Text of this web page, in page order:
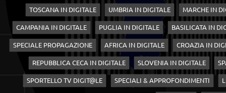
TOSCANA IN DIGITALE UMBRIA IN DIGITALE MARCHE IN
CAMPANIA IN DIGITALE PUGLIA IN DIGITALE BASILICATA IN
SPECIALE PROPAGAZIONE AFRICA IN DIGITALE CROAZIA IN
REPUBBLICA CECA IN DIGITALE SLOVENIA IN DIGITALE
SPORTELLO TV DIGIT@LE SPECIALI & APPROFONDIMENTI